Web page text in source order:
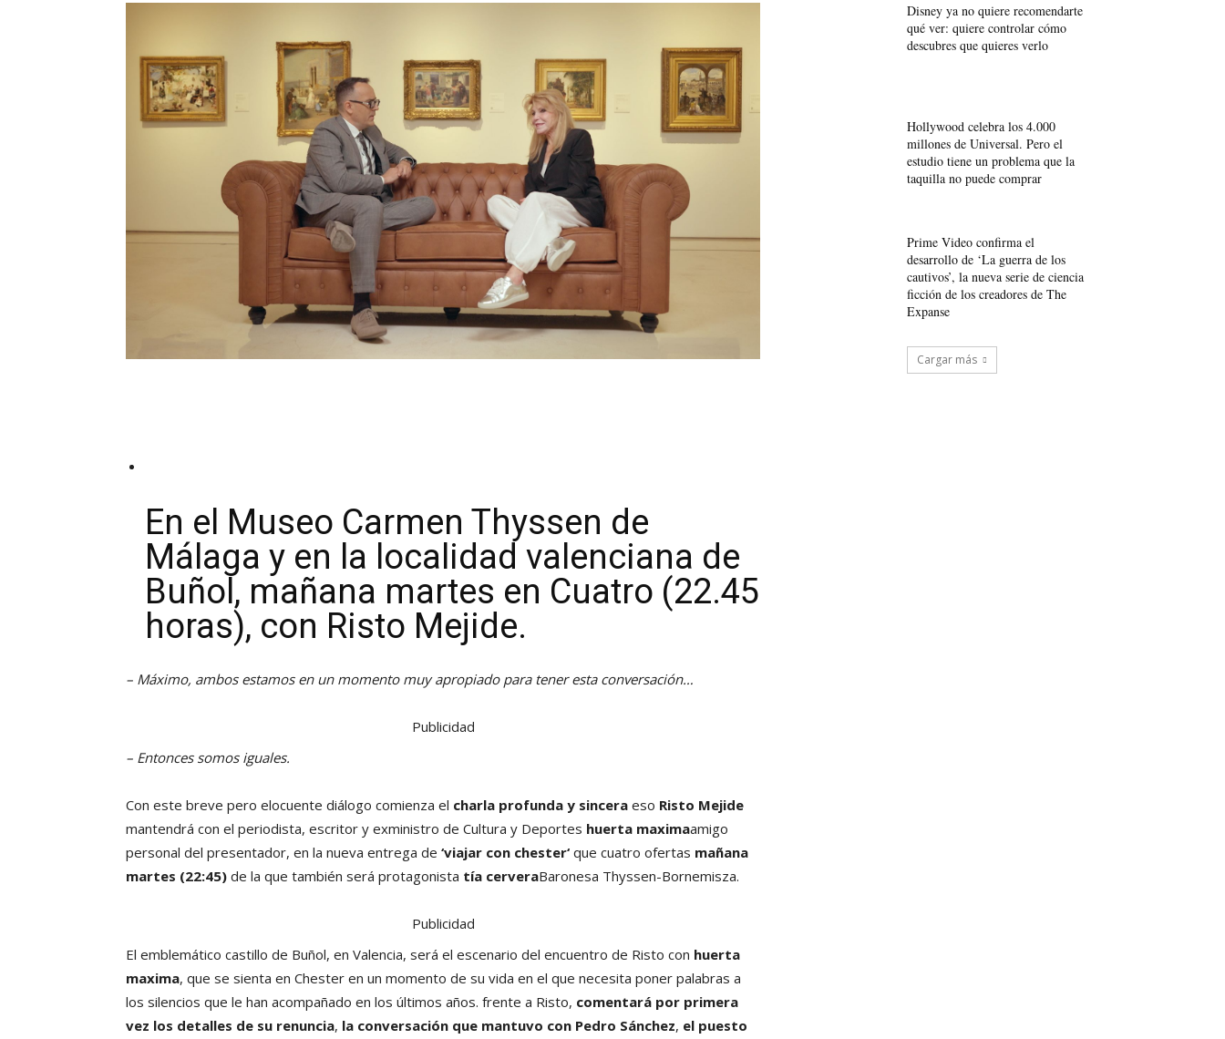
En el Museo Carmen Thyssen de
Málaga y en la localidad valenciana de
Buñol, mañana martes en Cuatro (22.45
horas), con Risto Mejide.
– Máximo, ambos estamos en un momento muy apropiado para tener esta conversación…
Publicidad
– Entonces somos iguales.
Con este breve pero elocuente diálogo comienza el charla profunda y sincera eso Risto Mejide
mantendrá con el periodista, escritor y exministro de Cultura y Deportes huerta maximaamigo
personal del presentador, en la nueva entrega de ‘viajar con chester‘ que cuatro ofertas mañana
martes (22:45) de la que también será protagonista tía cerveraBaronesa Thyssen-Bornemisza.
Publicidad
El emblemático castillo de Buñol, en Valencia, será el escenario del encuentro de Risto con huerta
maxima, que se sienta en Chester en un momento de su vida en el que necesita poner palabras a
los silencios que le han acompañado en los últimos años. frente a Risto, comentará por primera
vez los detalles de su renuncia, la conversación que mantuvo con Pedro Sánchez, el puesto
Disney ya no quiere recomendarte
qué ver: quiere controlar cómo
descubres que quieres verlo
Hollywood celebra los 4.000
millones de Universal. Pero el
estudio tiene un problema que la
taquilla no puede comprar
Prime Video confirma el
desarrollo de ‘La guerra de los
cautivos’, la nueva serie de ciencia
ficción de los creadores de The
Expanse
Cargar más